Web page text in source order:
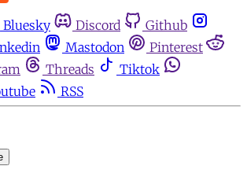
Bluesky Discord
Github
Mastodon
Pinterest
Threads
Tiktok
RSS